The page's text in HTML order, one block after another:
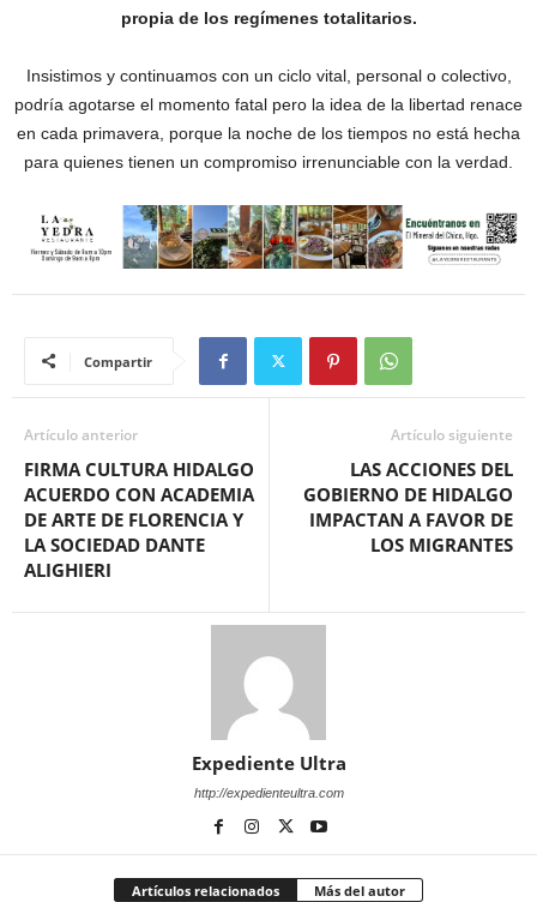
propia de los regímenes totalitarios.
Insistimos y continuamos con un ciclo vital, personal o colectivo,
podría agotarse el momento fatal pero la idea de la libertad renace
en cada primavera, porque la noche de los tiempos no está hecha
para quienes tienen un compromiso irrenunciable con la verdad.
Compartir
Artículo anterior
FIRMA CULTURA HIDALGO
ACUERDO CON ACADEMIA
DE ARTE DE FLORENCIA Y
LA SOCIEDAD DANTE
ALIGHIERI
Artículo siguiente
LAS ACCIONES DEL
GOBIERNO DE HIDALGO
IMPACTAN A FAVOR DE
LOS MIGRANTES
Expediente Ultra
http://expedienteultra.com
Artículos relacionados Más del autor